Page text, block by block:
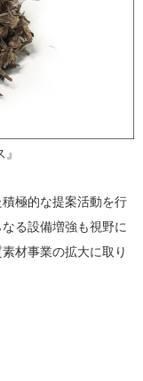
極的な提案活動を行
る設備増強も視野に
材事業の拡大に取り